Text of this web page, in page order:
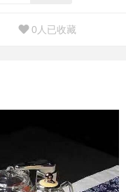
0人已收藏